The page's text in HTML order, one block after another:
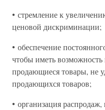
• стремление к
ценовой дискриминации;
• обеспечение
чтобы иметь
продающиеся товары, не
продающихся товаров;
• организация